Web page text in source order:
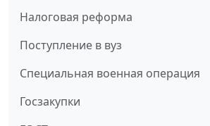
Налоговая реформа
Поступление в вуз
Специальная военная операция
Госзакупки